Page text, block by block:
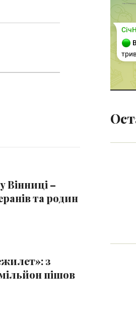
–
та родин
з
пішов